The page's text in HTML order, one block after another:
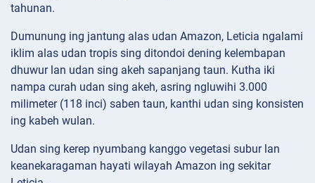
tahunan.
Dumunung ing jantung alas udan Amazon, Leticia ngalami
iklim alas udan tropis sing ditondoi dening kelembapan
dhuwur lan udan sing akeh sapanjang taun. Kutha iki
nampa curah udan sing akeh, asring ngluwihi 3.000
milimeter (118 inci) saben taun, kanthi udan sing konsisten
ing kabeh wulan.
Udan sing kerep nyumbang kanggo vegetasi subur lan
keanekaragaman hayati wilayah Amazon ing sekitar